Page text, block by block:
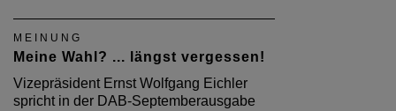
MEINUNG
Meine Wahl? ... längst vergessen!
Vizepräsident Ernst Wolfgang Eichler
spricht in der DAB-Septemberausgabe